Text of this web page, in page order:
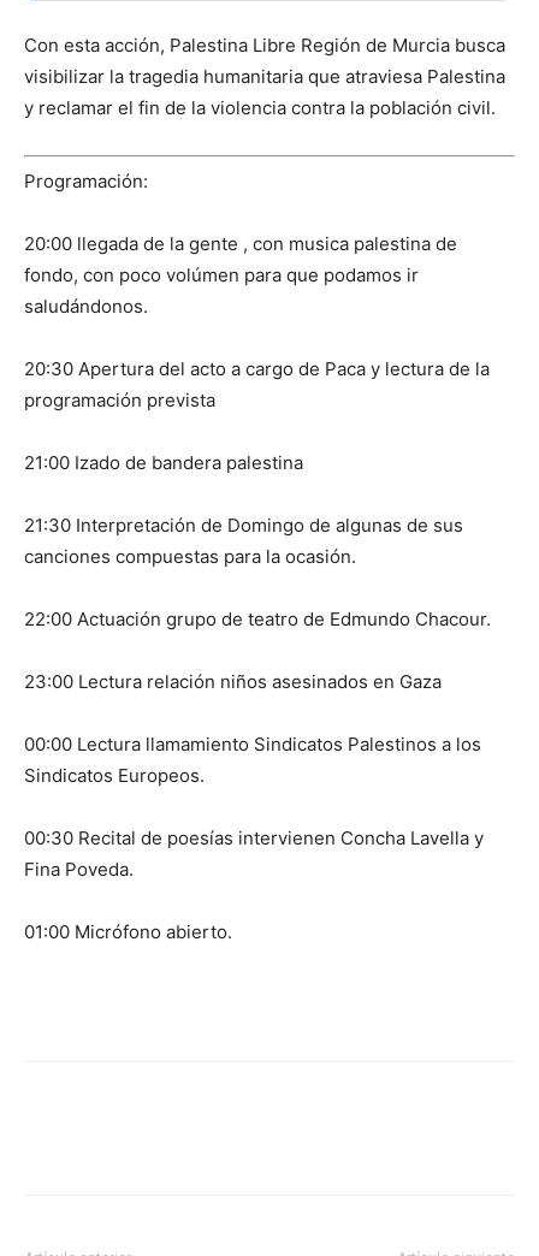
Con esta acción, Palestina Libre Región de Murcia busca
visibilizar la tragedia humanitaria que atraviesa Palestina
y reclamar el fin de la violencia contra la población civil.
Programación:
20:00 llegada de la gente , con musica palestina de
fondo, con poco volúmen para que podamos ir
saludándonos.
20:30 Apertura del acto a cargo de Paca y lectura de la
programación prevista
21:00 Izado de bandera palestina
21:30 Interpretación de Domingo de algunas de sus
canciones compuestas para la ocasión.
22:00 Actuación grupo de teatro de Edmundo Chacour.
23:00 Lectura relación niños asesinados en Gaza
00:00 Lectura llamamiento Sindicatos Palestinos a los
Sindicatos Europeos.
00:30 Recital de poesías intervienen Concha Lavella y
Fina Poveda.
01:00 Micrófono abierto.